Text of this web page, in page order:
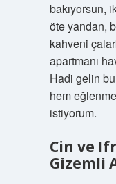
bakıyorsun,
öte yandan,
kahveni
apartmanı
Hadi gelin
hem
istiyorum.
Cin ve
Gizemli